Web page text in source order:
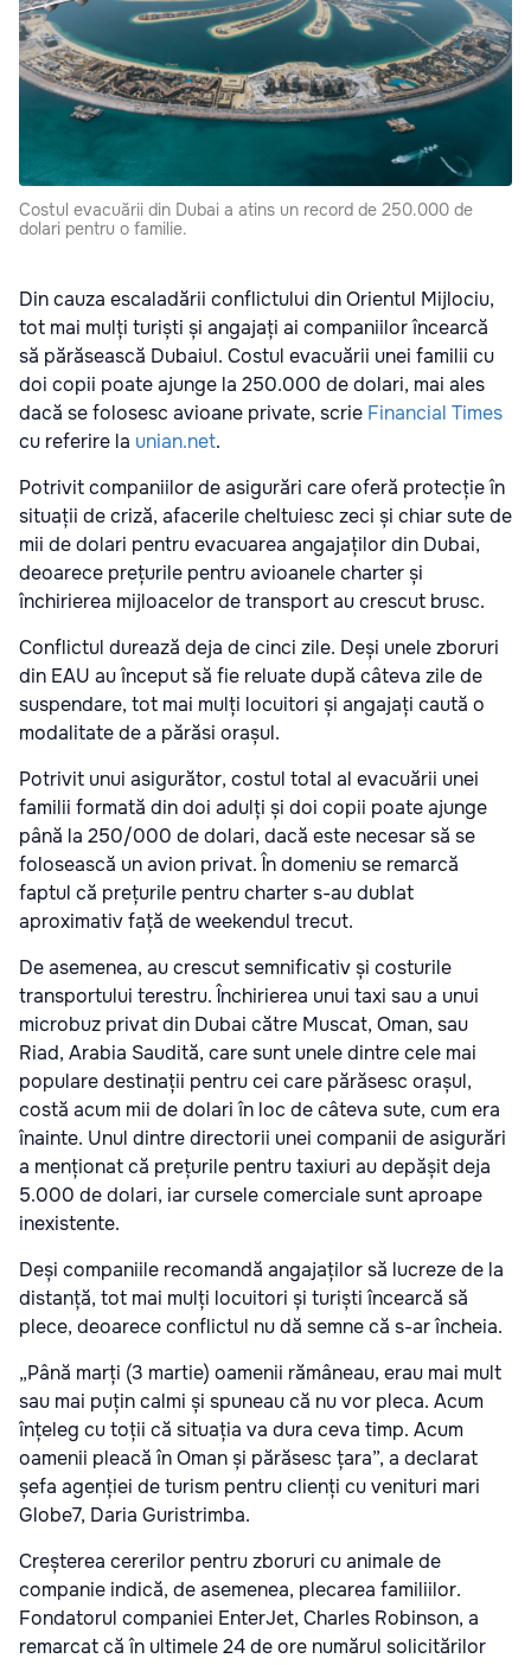
Costul evacuării din Dubai a atins un record de 250.000 de
dolari pentru o familie.
Din cauza escaladării conflictului din Orientul Mijlociu,
tot mai mulți turiști și angajați ai companiilor încearcă
să părăsească Dubaiul. Costul evacuării unei familii cu
doi copii poate ajunge la 250.000 de dolari, mai ales
dacă se folosesc avioane private, scrie Financial Times
cu referire la unian.net.
Potrivit companiilor de asigurări care oferă protecție în
situații de criză, afacerile cheltuiesc zeci și chiar sute de
mii de dolari pentru evacuarea angajaților din Dubai,
deoarece prețurile pentru avioanele charter și
închirierea mijloacelor de transport au crescut brusc.
Conflictul durează deja de cinci zile. Deși unele zboruri
din EAU au început să fie reluate după câteva zile de
suspendare, tot mai mulți locuitori și angajați caută o
modalitate de a părăsi orașul.
Potrivit unui asigurător, costul total al evacuării unei
familii formată din doi adulți și doi copii poate ajunge
până la 250/000 de dolari, dacă este necesar să se
folosească un avion privat. În domeniu se remarcă
faptul că prețurile pentru charter s-au dublat
aproximativ față de weekendul trecut.
De asemenea, au crescut semnificativ și costurile
transportului terestru. Închirierea unui taxi sau a unui
microbuz privat din Dubai către Muscat, Oman, sau
Riad, Arabia Saudită, care sunt unele dintre cele mai
populare destinații pentru cei care părăsesc orașul,
costă acum mii de dolari în loc de câteva sute, cum era
înainte. Unul dintre directorii unei companii de asigurări
a menționat că prețurile pentru taxiuri au depășit deja
5.000 de dolari, iar cursele comerciale sunt aproape
inexistente.
Deși companiile recomandă angajaților să lucreze de la
distanță, tot mai mulți locuitori și turiști încearcă să
plece, deoarece conflictul nu dă semne că s-ar încheia.
„Până marți (3 martie) oamenii rămâneau, erau mai mult
sau mai puțin calmi și spuneau că nu vor pleca. Acum
înțeleg cu toții că situația va dura ceva timp. Acum
oamenii pleacă în Oman și părăsesc țara”, a declarat
șefa agenției de turism pentru clienți cu venituri mari
Globe7, Daria Guristrimba.
Creșterea cererilor pentru zboruri cu animale de
companie indică, de asemenea, plecarea familiilor.
Fondatorul companiei EnterJet, Charles Robinson, a
remarcat că în ultimele 24 de ore numărul solicitărilor